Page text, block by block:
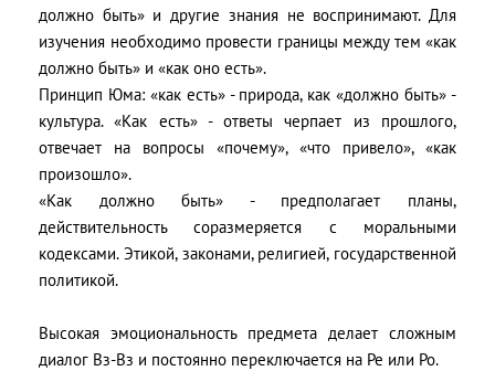
должно быть» и другие знания не воспринимают. Для
изучения необходимо провести границы между тем «как
должно быть» и «как оно есть».
Принцип Юма: «как есть» - природа, как «должно быть» -
культура. «Как есть» - ответы черпает из прошлого,
отвечает на вопросы «почему», «что привело», «как
произошло».
«Как должно быть» - предполагает планы,
действительность соразмеряется с моральными
кодексами. Этикой, законами, религией, государственной
политикой.
Высокая эмоциональность предмета делает сложным
диалог Вз-Вз и постоянно переключается на Ре или Ро.